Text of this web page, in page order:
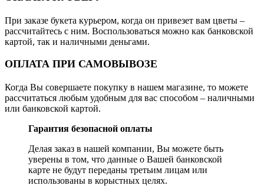
При заказе букета курьером, когда он привезет вам цветы –
рассчитайтесь с ним. Воспользоваться можно как банковской
картой, так и наличными деньгами.
ОПЛАТА ПРИ САМОВЫВОЗЕ
Когда Вы совершаете покупку в нашем магазине, то можете
рассчитаться любым удобным для вас способом – наличными
или банковской картой.
Гарантия безопасной оплаты
Делая заказ в нашей компании, Вы можете быть
уверены в том, что данные о Вашей банковской
карте не будут переданы третьим лицам или
использованы в корыстных целях.